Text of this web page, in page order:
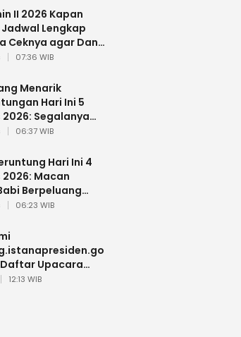
II 2026 Kapan
Jadwal Lengkap
Ceknya agar Dana
07:36 WIB
Menarik
Hari Ini 5
Segalanya
06:37 WIB
Hari Ini 4
Macan
Berpeluang
Baik
06:23 WIB
Upacara
RI di Istana
12:13 WIB